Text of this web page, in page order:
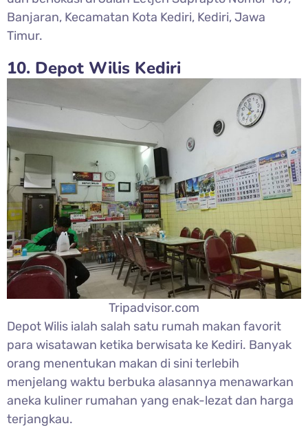
Banjaran, Kecamatan Kota Kediri, Kediri, Jawa
Timur.
10. Depot Wilis Kediri
Tripadvisor.com
Depot Wilis ialah salah satu rumah makan favorit
para wisatawan ketika berwisata ke Kediri. Banyak
orang menentukan makan di sini terlebih
menjelang waktu berbuka alasannya menawarkan
aneka kuliner rumahan yang enak-lezat dan harga
terjangkau.